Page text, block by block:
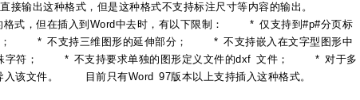
直接输出这种格式，但是这种格式不支持标注尺寸等内容的输出。
格式，但在插入到Word中去时，有以下限制： * 仅支持到#p#分页标
； * 不支持三维图形的延伸部分； * 不支持嵌入在文字型图形中
殊字符； * 不支持要求单独的图形定义文件的dxf 文件； * 对于多
导入该文件。 目前只有Word 97版本以上支持插入这种格式。